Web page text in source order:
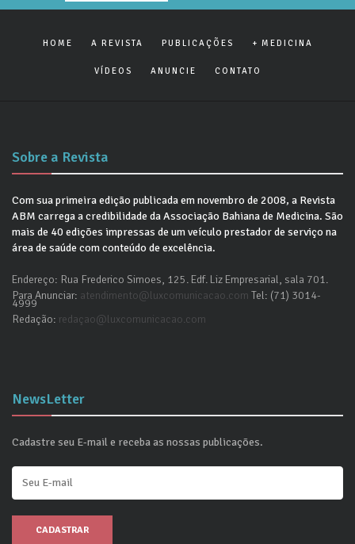
HOME A REVISTA PUBLICAÇÕES + MEDICINA
VÍDEOS ANUNCIE CONTATO
Sobre a Revista
Com sua primeira edição publicada em novembro de 2008, a Revista
ABM carrega a credibilidade da Associação Bahiana de Medicina. São
mais de 40 edições impressas de um veículo prestador de serviço na
área de saúde com conteúdo de excelência.
Endereço: Rua Frederico Simoes, 125. Edf. Liz Empresarial, sala 701.
Para Anunciar: atendimento@luxcomunicacao.com Tel: (71) 3014-
4999
Redação: redaçao@luxcomunicacao.com
NewsLetter
Cadastre seu E-mail e receba as nossas publicações.
CADASTRAR